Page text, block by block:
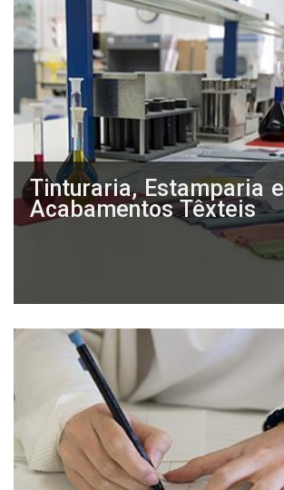
Tinturaria, Estamparia e
Acabamentos Têxteis